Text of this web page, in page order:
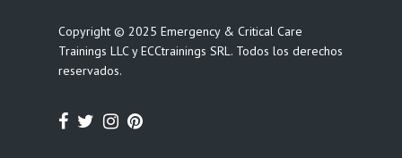
Copyright © 2025 Emergency & Critical Care
Trainings LLC y ECCtrainings SRL. Todos los derechos
reservados.